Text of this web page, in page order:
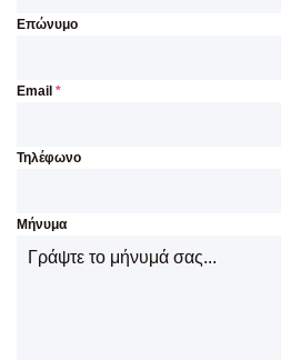
Επώνυμο
Email *
Τηλέφωνο
Μήνυμα